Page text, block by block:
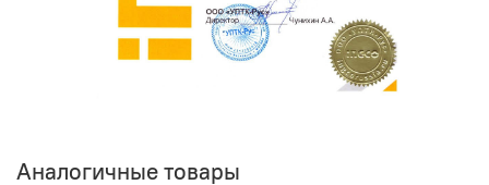
Аналогичные товары